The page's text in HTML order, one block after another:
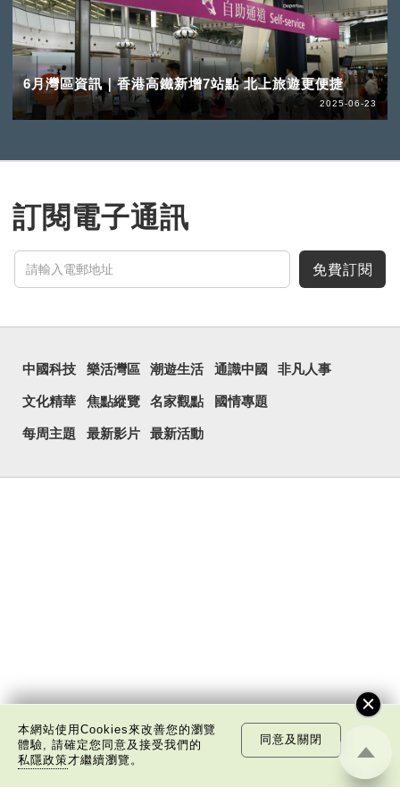
6月灣區資訊｜香港高鐵新增7站點 北上旅遊更便捷
2025-06-23
訂閱電子通訊
免費訂閱
中國科技 樂活灣區 潮遊生活 通識中國 非凡人事
文化精華 焦點縱覽 名家觀點 國情專題
每周主題 最新影片 最新活動
本網站使用Cookies來改善您的瀏覽
體驗, 請確定您同意及接受我們的
私隱政策才繼續瀏覽。
同意及關閉